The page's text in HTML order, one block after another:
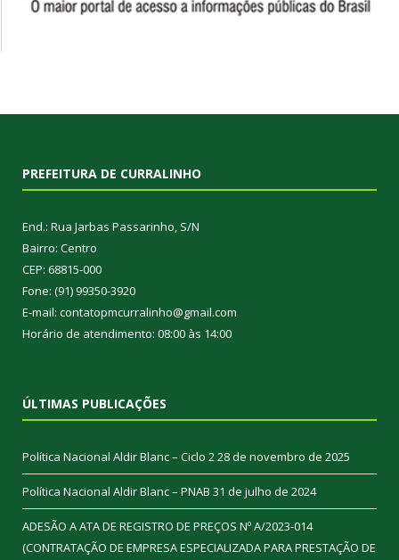
PREFEITURA DE CURRALINHO
End.: Rua Jarbas Passarinho, S/N
Bairro: Centro
CEP: 68815-000
Fone: (91) 99350-3920
E-mail: contatopmcurralinho@gmail.com
Horário de atendimento: 08:00 às 14:00
ÚLTIMAS PUBLICAÇÕES
Política Nacional Aldir Blanc – Ciclo 228 de novembro de 2025
Política Nacional Aldir Blanc – PNAB 31 de julho de 2024
ADESÃO A ATA DE REGISTRO DE PREÇOS Nº A/2023-014
(CONTRATAÇÃO DE EMPRESA ESPECIALIZADA PARA PRESTAÇÃO DE